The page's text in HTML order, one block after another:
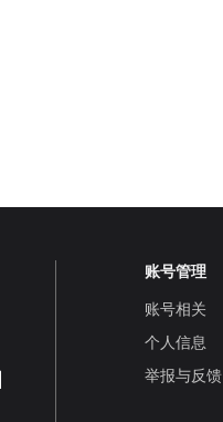
账号管理
账号相关
个人信息
举报与反馈